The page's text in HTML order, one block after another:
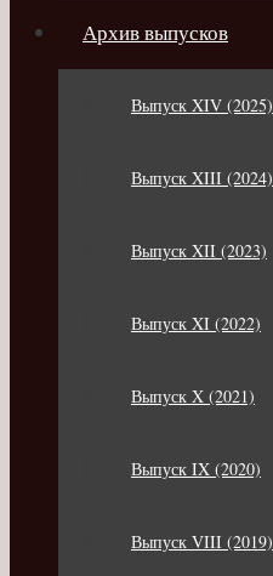
Архив выпусков
Выпуск XIV (2025)
Выпуск XIII (2024)
Выпуск XII (2023)
Выпуск XI (2022)
Выпуск X (2021)
Выпуск IX (2020)
Выпуск VIII (2019)